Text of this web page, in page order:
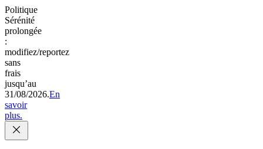
Politique
Sérénité
prolongée
:
modifiez/reportez
sans
frais
jusqu’au
31/08/2026.En
savoir
plus.